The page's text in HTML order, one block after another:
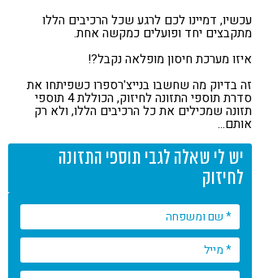
עכשיו, דמיינו לכם לרגע שכל הרכיבים הללו
מתקבצים יחד ופועלים כמקשה אחת.
איזו מערכת חיסון מופלאה נקבל?!
זה בדיוק מה שחשבו בנייצ'רספרו כשפיתחו את
סדרת תוספי התזונה לחיזוק, הכוללת 4 תוספי
תזונה שמכילים את כל הרכיבים הללו, ולא רק
אותם…
יש לי שאלה לגבי תוספי התזונה
לחיזוק